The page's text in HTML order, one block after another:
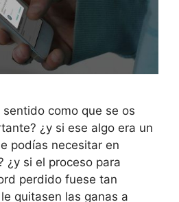
como que se os
¿y si ese algo era un
podías necesitar en
¿y si el proceso para
perdido fuese tan
quitasen las ganas a